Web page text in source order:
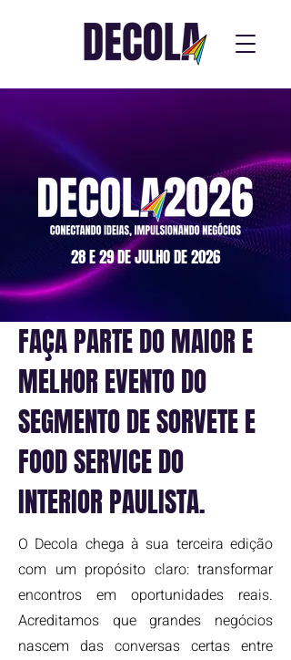
28 E 29 DE JULHO DE 2026
FAÇA PARTE DO MAIOR E
MELHOR EVENTO DO
SEGMENTO DE SORVETE E
FOOD SERVICE DO
INTERIOR PAULISTA.
O Decola chega à sua terceira edição
com um propósito claro: transformar
encontros em oportunidades reais.
Acreditamos que grandes negócios
nascem das conversas certas entre